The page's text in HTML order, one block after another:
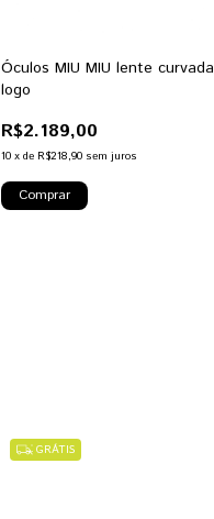
Óculos MIU MIU lente curvada
logo
R$2.189,00
10 xde R$218,90 sem juros
GRÁTIS